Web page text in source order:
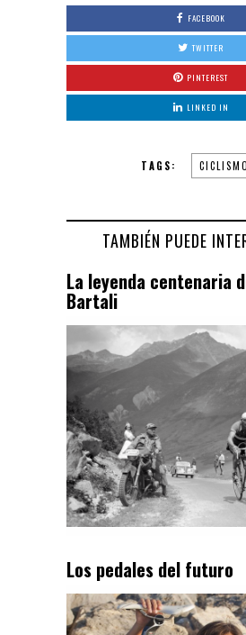
FACEBOOK
TWITTER
PINTEREST
LINKED IN
TAGS: CICLISMO
TAMBIÉN PUEDE
La leyenda centenaria
Bartali
Los pedales del futuro